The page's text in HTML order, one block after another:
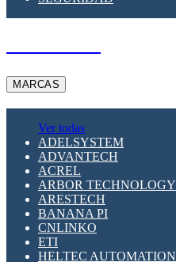
MARCAS
Ver todas
ADELSYSTEM
ADVANTECH
ACREL
ARBOR TECHNOLOGY
ARESTECH
BANANA PI
CNLINKO
ETI
HELTEC AUTOMATION